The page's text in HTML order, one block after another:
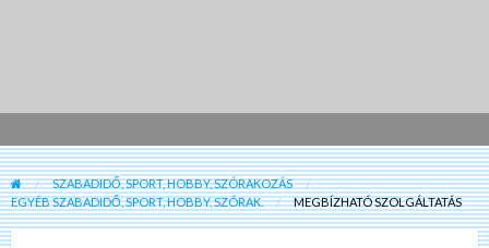
SZABADIDŐ, SPORT, HOBBY, SZÓRAKOZÁS
EGYÉB SZABADIDŐ, SPORT, HOBBY, SZÓRAK.
MEGBÍZHATÓ SZOLGÁLTATÁS